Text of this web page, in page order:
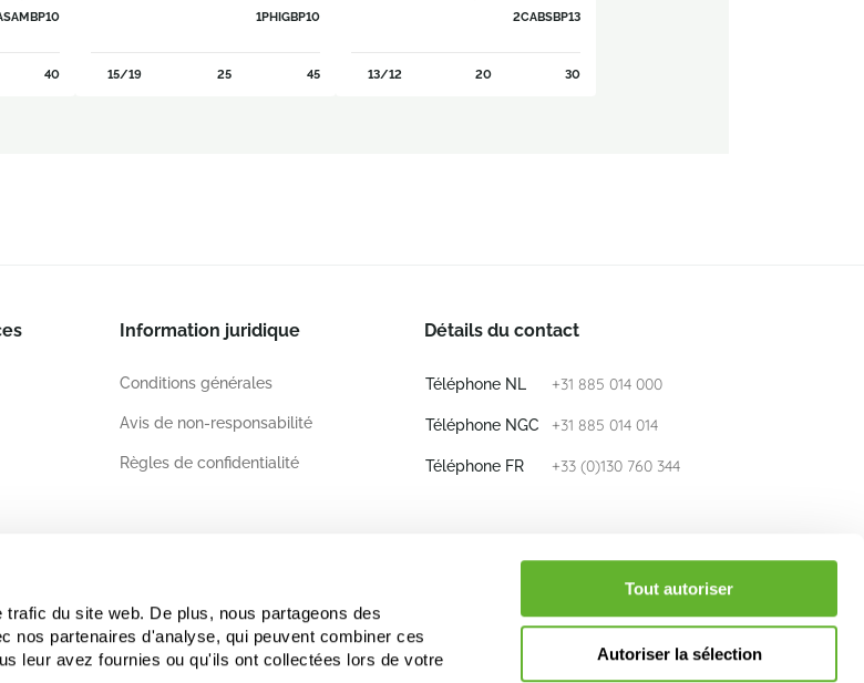
du site web. De plus, nous partageons des
nos partenaires d'analyse, qui peuvent combiner ces
leur avez fournies ou qu'ils ont collectées lors de votre
Tout autoriser
Autoriser la sélection
40
1PHIGBP10
15/19 25 45
2CABSBP13
13/12 20 30
Information juridique
Conditions générales
Avis de non-responsabilité
Règles de confidentialité
Détails du contact
Téléphone NL +31 885 014 000
Téléphone NGC +31 885 014 014
Téléphone FR +33 (0)130 760 344
info@nieuwkoop-europe.com